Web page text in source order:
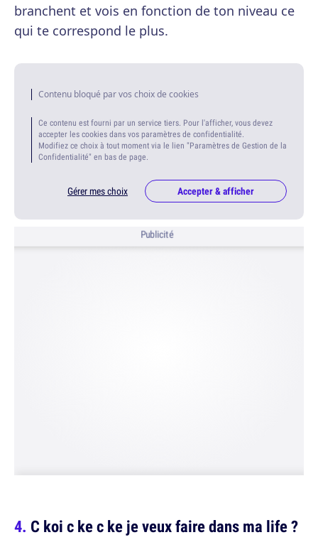
branchent et vois en fonction de ton niveau ce
qui te correspond le plus.
Contenu bloqué par vos choix de cookies
Ce contenu est fourni par un service tiers. Pour l'afficher, vous devez
accepter les cookies dans vos paramètres de confidentialité.
Modifiez ce choix à tout moment via le lien "Paramètres de Gestion de la
Confidentialité" en bas de page.
Gérer mes choix Accepter & afficher
Publicité
C koi c ke c ke je veux faire dans ma life ?